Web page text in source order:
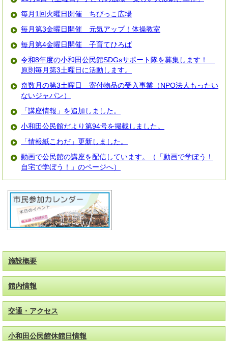
毎月1回火曜日開催 ちびっこ広場
毎月第3金曜日開催 元気アップ！体操教室
毎月第4金曜日開催 子育てひろば
令和8年度の小和田公民館SDGsサポート隊を募集します！
原則毎月第3土曜日に活動します。
奇数月の第3土曜日 寄付物品の受入事業（NPO法人もったい
ないジャパン）
「講座情報」を追加しました。
小和田公民館だより第94号を掲載しました。
「情報紙こわだ」更新しました。
動画で公民館の講座を配信しています。（「動画で学ぼう！
自宅で学ぼう！」のページへ）
施設概要
館内情報
交通・アクセス
小和田公民館休館日情報